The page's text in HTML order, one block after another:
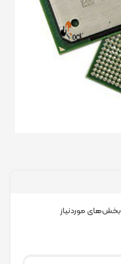
بخش‌های موردنیاز